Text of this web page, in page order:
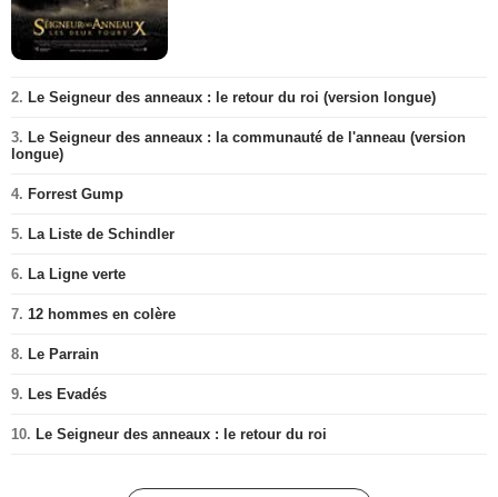
2. Le Seigneur des anneaux : le retour du roi (version longue)
3. Le Seigneur des anneaux : la communauté de l'anneau (version
longue)
4. Forrest Gump
5. La Liste de Schindler
6. La Ligne verte
7. 12 hommes en colère
8. Le Parrain
9. Les Evadés
10. Le Seigneur des anneaux : le retour du roi